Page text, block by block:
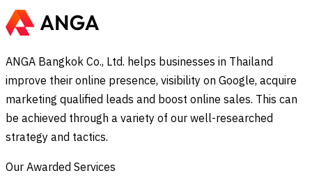
ANGA Bangkok Co., Ltd. helps businesses in Thailand
improve their online presence, visibility on Google, acquire
marketing qualified leads and boost online sales. This can
be achieved through a variety of our well-researched
strategy and tactics.
Our Awarded Services